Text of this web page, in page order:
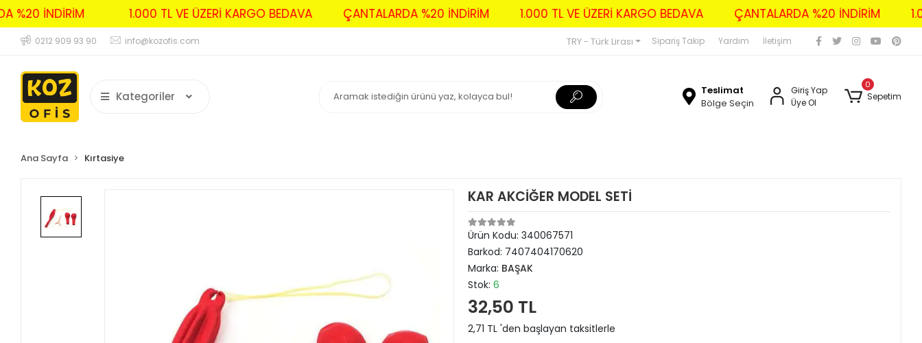
%20 İNDİRİM 1.000 TL VE ÜZERİ KARGO BEDAVA ÇANTALARDA %20 İNDİRİM 1.000 TL VE ÜZERİ KARGO BEDAVA ÇANTALARDA %20 İNDİRİM
0212 909 93 90 info@kozofis.com TRY - Türk Lirası Sipariş Takip Yardım İletişim
Kategoriler
Teslimat
Bölge Seçin
Giriş Yap
Üye Ol
0
Sepetim
Ana Sayfa Kırtasiye
KAR AKCİĞER MODEL SETİ
Ürün Kodu: 340067571
Barkod: 7407404170620
Marka: BAŞAK
Stok: 6
32,50 TL
2,71 TL 'den başlayan taksitlerle